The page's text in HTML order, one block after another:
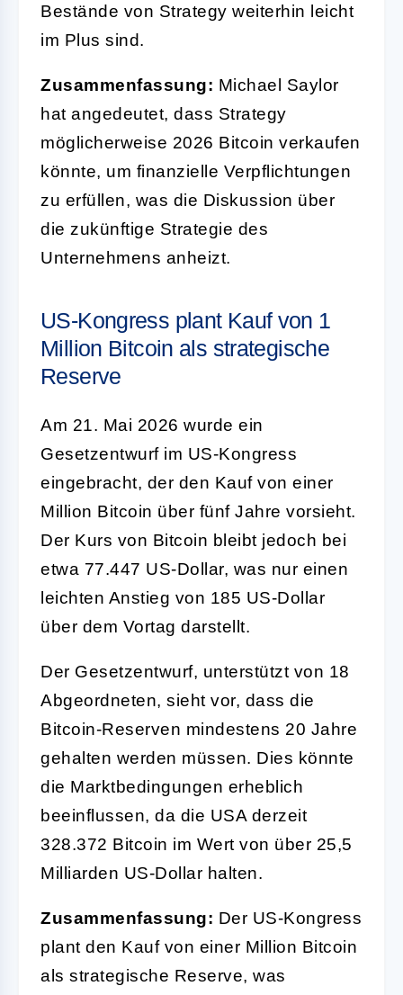
Bestände von Strategy weiterhin leicht
im Plus sind.
Zusammenfassung: Michael Saylor
hat angedeutet, dass Strategy
möglicherweise 2026 Bitcoin verkaufen
könnte, um finanzielle Verpflichtungen
zu erfüllen, was die Diskussion über
die zukünftige Strategie des
Unternehmens anheizt.
US-Kongress plant Kauf von 1
Million Bitcoin als strategische
Reserve
Am 21. Mai 2026 wurde ein
Gesetzentwurf im US-Kongress
eingebracht, der den Kauf von einer
Million Bitcoin über fünf Jahre vorsieht.
Der Kurs von Bitcoin bleibt jedoch bei
etwa 77.447 US-Dollar, was nur einen
leichten Anstieg von 185 US-Dollar
über dem Vortag darstellt.
Der Gesetzentwurf, unterstützt von 18
Abgeordneten, sieht vor, dass die
Bitcoin-Reserven mindestens 20 Jahre
gehalten werden müssen. Dies könnte
die Marktbedingungen erheblich
beeinflussen, da die USA derzeit
328.372 Bitcoin im Wert von über 25,5
Milliarden US-Dollar halten.
Zusammenfassung: Der US-Kongress
plant den Kauf von einer Million Bitcoin
als strategische Reserve, was